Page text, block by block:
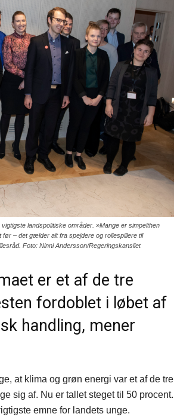
landspolitiske områder. »Mange er simpelthen
– det gælder alt fra spejdere og rollespillere til
Foto: Ninni Andersson/Regeringskansliet
er et af de tre
fordoblet i løbet af
handling, mener
at klima og grøn energi var et af de tre
sig af. Nu er tallet steget til 50 procent.
emne for landets unge.